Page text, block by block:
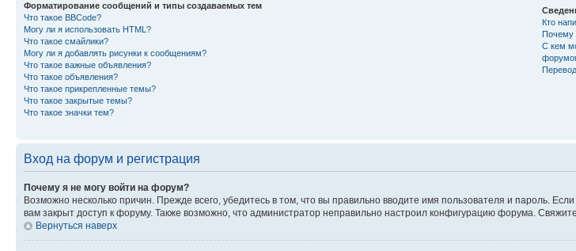
Форматирование сообщений и типы создаваемых тем
Что такое BBCode?
Могу ли я использовать HTML?
Что такое смайлики?
Могу ли я добавлять рисунки к сообщениям?
Что такое важные объявления?
Что такое объявления?
Что такое прикрепленные темы?
Что такое закрытые темы?
Что такое значки тем?
Кто
Почему
С кем
Вход на форум и регистрация
Почему я не могу войти на форум?
Возможно несколько причин. Прежде всего, убедитесь в том, что вы правильно вводите имя пользователя и пароль.
вам закрыт доступ к форуму. Также возможно, что администратор неправильно настроил конфигурацию форума.
Вернуться наверх